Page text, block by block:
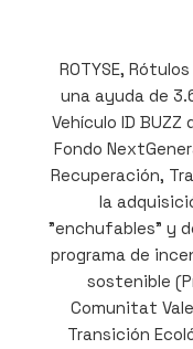
ROTYSE,
una ayuda de
Vehículo ID
Fondo
Recuperación,
la
"enchufables" y
programa de
sostenible
Comunitat
Transición